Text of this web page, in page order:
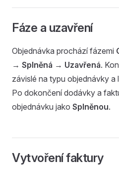
Fáze a uzavření
Objednávka prochází fázemi
→ Splněná → Uzavřená.
závislé na typu objednávky a
Po dokončení dodávky a
objednávku jako Splněnou.
Vytvoření faktury